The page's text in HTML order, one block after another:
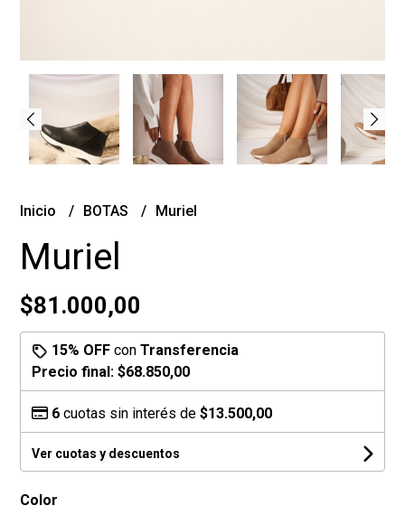
Inicio BOTAS Muriel
Muriel
$81.000,00
15% OFF conTransferencia
Precio final:$68.850,00
6 cuotas sin interés de$13.500,00
Ver cuotas y descuentos
Color